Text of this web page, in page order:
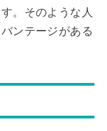
。そのような人
ンテージがある